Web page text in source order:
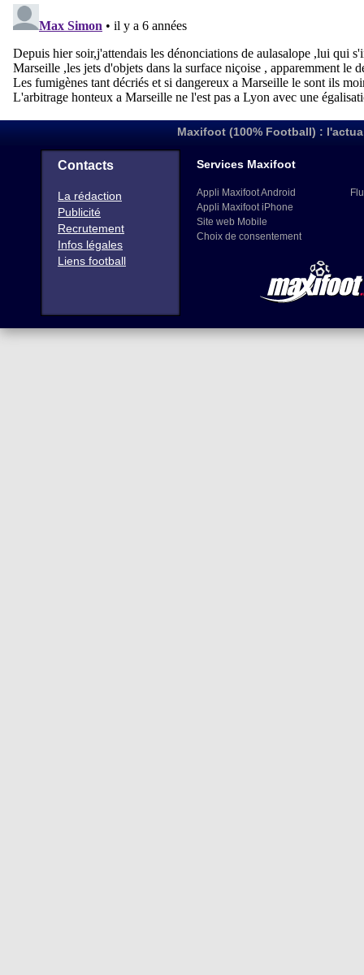
Maxifoot (100% Football) :
Contacts
La rédaction
Publicité
Recrutement
Infos légales
Liens football
Services Maxifoot
Appli Maxifoot Android
Appli Maxifoot iPhone
Site web Mobile
Choix de consentement